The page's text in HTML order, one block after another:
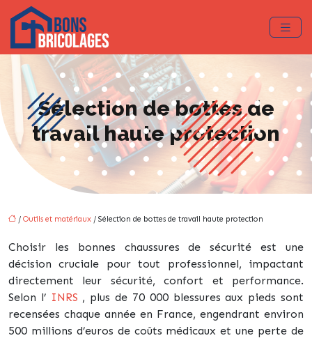
Sélection de bottes de
travail haute protection
/ Outils et matériaux / Sélection de bottes de travail haute protection
Choisir les bonnes chaussures de sécurité est une
décision cruciale pour tout professionnel, impactant
directement leur sécurité, confort et performance.
Selon l’ INRS , plus de 70 000 blessures aux pieds sont
recensées chaque année en France, engendrant environ
500 millions d’euros de coûts médicaux et une perte de